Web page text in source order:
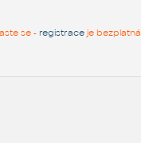
se - registraceje bezplatná.